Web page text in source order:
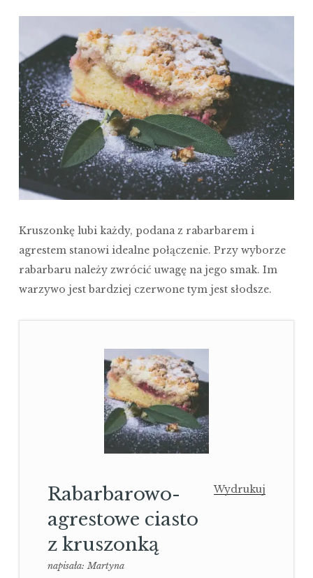
Kruszonkę lubi każdy, podana z rabarbarem i
agrestem stanowi idealne połączenie. Przy wyborze
rabarbaru należy zwrócić uwagę na jego smak. Im
warzywo jest bardziej czerwone tym jest słodsze.
Wydrukuj
Rabarbarowo-
agrestowe ciasto
z kruszonką
napisała:Martyna